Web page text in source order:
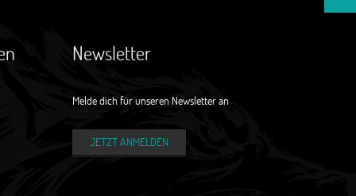
Newsletter
Melde dich für unseren Newsletter an
JETZT ANMELDEN